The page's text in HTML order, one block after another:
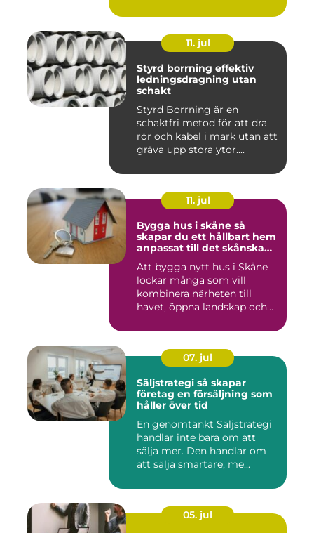
11. jul
Styrd borrning effektiv
ledningsdragning utan
schakt
Styrd Borrning är en
schaktfri metod för att dra
rör och kabel i mark utan att
gräva upp stora ytor....
11. jul
Bygga hus i skåne så
skapar du ett hållbart hem
anpassat till det skånska
Att bygga nytt hus i Skåne
lockar många som vill
kombinera närheten till
havet, öppna landskap och
07. jul
Säljstrategi så skapar
företag en försäljning som
håller över tid
En genomtänkt Säljstrategi
handlar inte bara om att
sälja mer. Den handlar om
att sälja smartare, me...
05. jul